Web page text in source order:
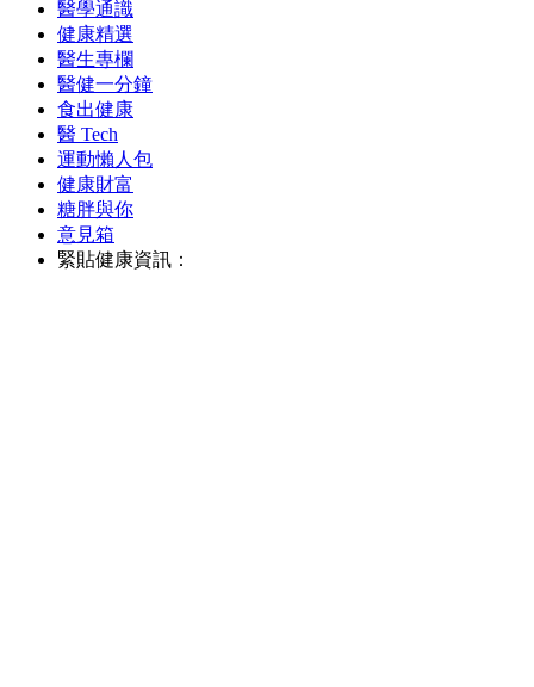
醫學通識
健康精選
醫生專欄
醫健一分鐘
食出健康
醫 Tech
運動懶人包
健康財富
糖胖與你
意見箱
緊貼健康資訊：